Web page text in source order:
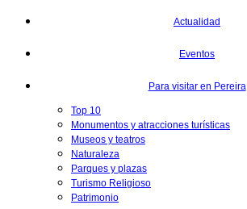
Actualidad
Eventos
Para visitar en Pereira
Top 10
Monumentos y atracciones turísticas
Museos y teatros
Naturaleza
Parques y plazas
Turismo Religioso
Patrimonio